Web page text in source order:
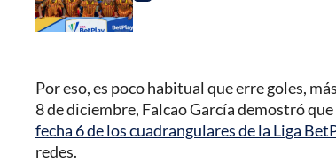
Por eso, es poco habitual que erre goles,
8 de diciembre, Falcao García demostró que
fecha 6 de los cuadrangulares de la Liga
redes.